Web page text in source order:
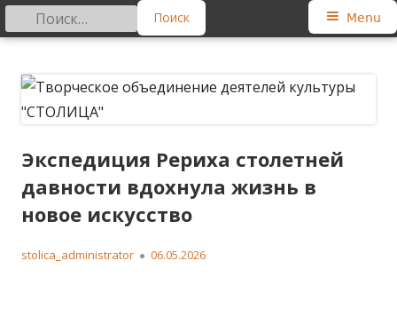
contentдеятелей культуры "СТОЛИЦА"
Primary
Menu
Найти:
Экспедиция Рериха столетней
давности вдохнула жизнь в
новое искусство
Author
stolica_administrator
Published
06.05.2026